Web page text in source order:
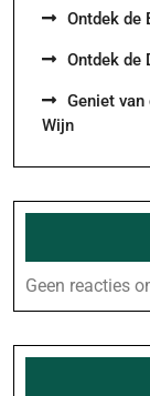
Ontdek de
Ontdek de
Geniet
Wijn
Geen reacties